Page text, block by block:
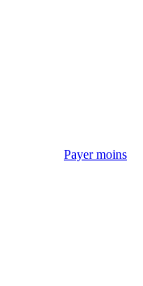
Payer moins